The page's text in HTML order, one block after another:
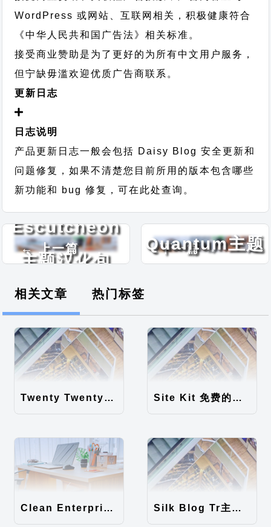
WordPress 或网站、互联网相关，积极健康符合
《中华人民共和国广告法》相关标准。
接受商业赞助是为了更好的为所有中文用户服务，
但宁缺毋滥欢迎优质广告商联系。
更新日志
日志说明
产品更新日志一般会包括 Daisy Blog 安全更新和
问题修复，如果不清楚您目前所用的版本包含哪些
新功能和 bug 修复，可在此处查询。
← 上一篇
Escutcheon
主题汉化包
下一篇 →
Silver
Quantum主题
相关文章 热门标签
Twenty Twenty-Five 免费的WordPress内容主题 Site Kit 免费的WordPress数据统计插件
Clean Enterprise主题汉化包 Silk Blog Tr主题汉化包